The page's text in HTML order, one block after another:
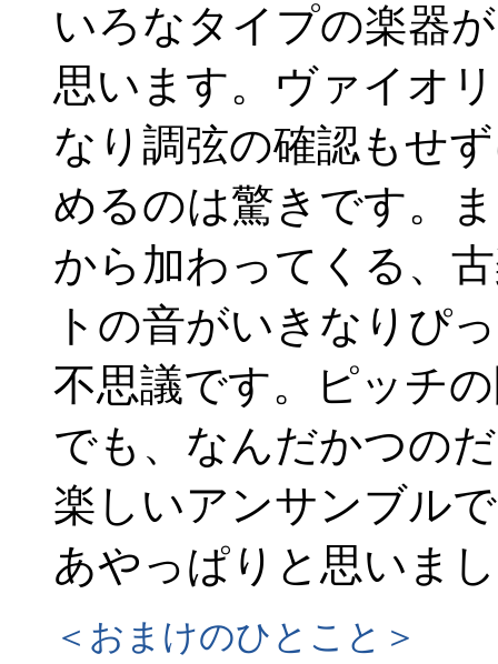
いろなタイプの楽器
思います。ヴァイオ
なり調弦の確認もせ
めるのは驚きです。
から加わってくる、
トの音がいきなりぴ
不思議です。ピッチ
でも、なんだかつの
楽しいアンサンブル
あやっぱりと思いま
＜おまけのひとこと＞